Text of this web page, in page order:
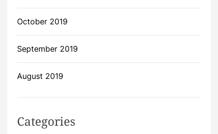
October 2019
September 2019
August 2019
Categories